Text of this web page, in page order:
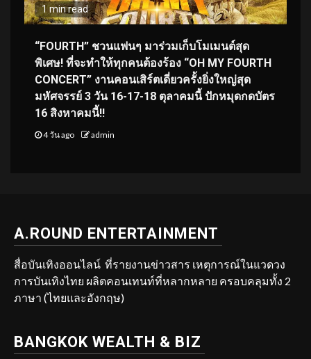
1 min read
“FOURTH” ชวนแฟนๆ มาร่วมเก็บโมเมนต์สุด
พิเศษ! ที่จะทำให้ทุกคนต้องร้อง “OH MY FOURTH
CONCERT” งานคอนเสิร์ตเดี่ยวครั้งยิ่งใหญ่สุด
มหัศจรรย์ 3 วัน 16-17-18 ตุลาคมนี้ ปักหมุดกดบัตร
16 สิงหาคมนี้!!
4 วัน ago admin
A.ROUND ENTERTAINMENT
สื่อบันเทิงออนไลน์ ที่รายงานข่าวสาร เหตุการณ์ในแวดวง
การบันเทิงไทย ผลิตคอนเทนท์ที่หลากหลาย ครอบคลุมทั้ง 2
ภาษา (ไทยและอังกฤษ)
BANGKOK WEALTH & BIZ